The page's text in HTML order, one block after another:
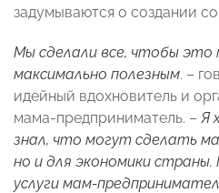
задумываются о создании
Мы сделали все, чтобы это
максимально полезным. –
идейный вдохновитель и
мама-предприниматель. – Я
знал, что могут сделать
но и для экономики
услуги мам-